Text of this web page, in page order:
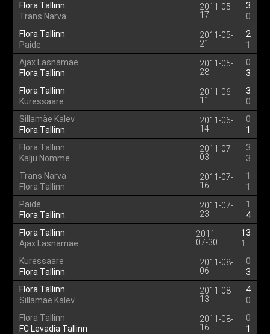
Flora Tallinn
Trans Narva
2011-05-
17
3
0
Flora Tallinn
Paide
2011-05-
21
2
1
Ajax Lasnamäe
Flora Tallinn
2011-05-
28
0
3
Flora Tallinn
Kuressaare
2011-06-
11
3
0
Sillamäe Kalev
Flora Tallinn
2011-06-
14
0
1
Flora Tallinn
Kalju Nomme
2011-07-
03
3
3
Trans Narva
Flora Tallinn
2011-07-
16
1
1
Paide
Flora Tallinn
2011-07-
23
1
4
Flora Tallinn
Ajax Lasnamäe
2011-
07-30
13
1
Kuressaare
Flora Tallinn
2011-08-
06
0
3
Flora Tallinn
Sillamäe Kalev
2011-08-
13
4
0
Flora Tallinn
FC Levadia Tallinn
2011-08-
16
0
1